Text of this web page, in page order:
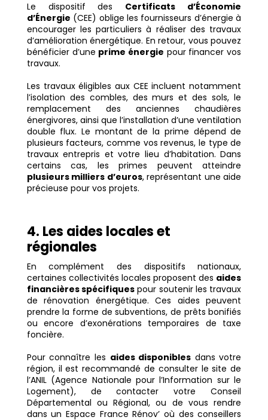
Le dispositif des Certificats d’Économie
d’Énergie (CEE) oblige les fournisseurs d’énergie à
encourager les particuliers à réaliser des travaux
d’amélioration énergétique. En retour, vous pouvez
bénéficier d’une prime énergie pour financer vos
travaux.
Les travaux éligibles aux CEE incluent notamment
l’isolation des combles, des murs et des sols, le
remplacement des anciennes chaudières
énergivores, ainsi que l’installation d’une ventilation
double flux. Le montant de la prime dépend de
plusieurs facteurs, comme vos revenus, le type de
travaux entrepris et votre lieu d’habitation. Dans
certains cas, les primes peuvent atteindre
plusieurs milliers d’euros, représentant une aide
précieuse pour vos projets.
4. Les aides locales et
régionales
En complément des dispositifs nationaux,
certaines collectivités locales proposent des aides
financières spécifiques pour soutenir les travaux
de rénovation énergétique. Ces aides peuvent
prendre la forme de subventions, de prêts bonifiés
ou encore d’exonérations temporaires de taxe
foncière.
Pour connaître les aides disponibles dans votre
région, il est recommandé de consulter le site de
l’ANIL (Agence Nationale pour l’Information sur le
Logement), de contacter votre Conseil
Départemental ou Régional, ou de vous rendre
dans un Espace France Rénov’ où des conseillers